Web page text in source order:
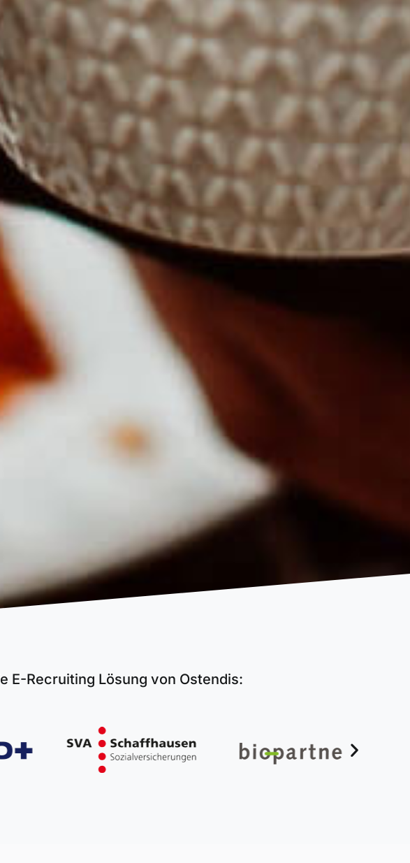
E-Recruiting Lösung von Ostendis: